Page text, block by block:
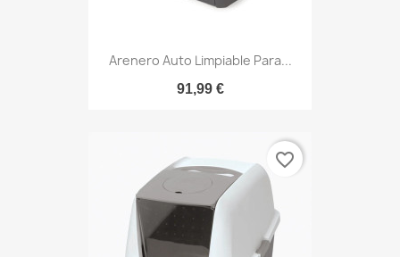
Arenero Auto Limpiable Para...
91,99 €
favorite_border